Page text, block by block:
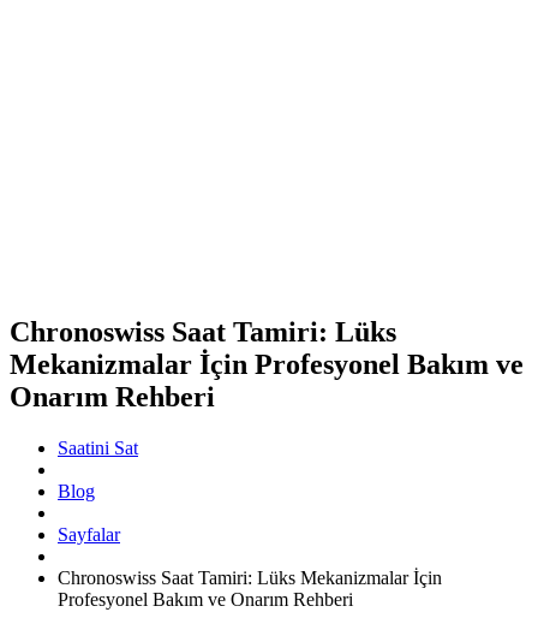
Chronoswiss Saat Tamiri: Lüks
Mekanizmalar İçin Profesyonel Bakım ve
Onarım Rehberi
Saatini Sat
Blog
Sayfalar
Chronoswiss Saat Tamiri: Lüks Mekanizmalar İçin
Profesyonel Bakım ve Onarım Rehberi